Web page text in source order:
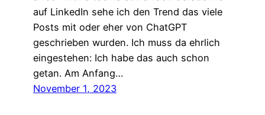
auf LinkedIn sehe ich den Trend das viele
Posts mit oder eher von ChatGPT
geschrieben wurden. Ich muss da ehrlich
eingestehen: Ich habe das auch schon
getan. Am Anfang…
November 1, 2023